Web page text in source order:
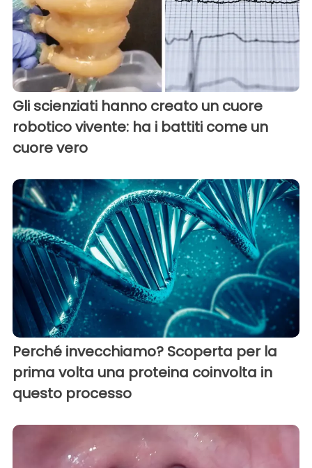
Gli scienziati hanno creato un cuore
robotico vivente: ha i battiti come un
cuore vero
Perché invecchiamo? Scoperta per la
prima volta una proteina coinvolta in
questo processo